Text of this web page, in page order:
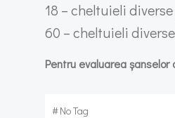
18 – cheltuieli
60 – cheltuieli
Pentru evaluarea
#No Tag